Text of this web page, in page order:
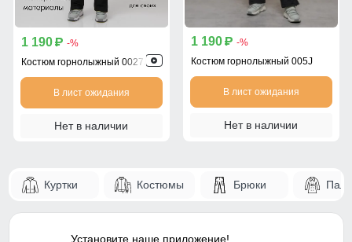
1 190 p -%
Костюм горнолыжный 0027J
В лист ожидания
Нет в наличии
1 190 p -%
Костюм горнолыжный 005J
В лист ожидания
Нет в наличии
Куртки Костюмы Брюки
Установите наше приложение!